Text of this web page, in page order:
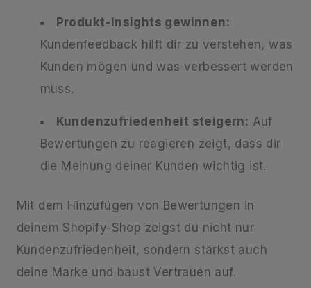
Produkt-Insights gewinnen:
Kundenfeedback hilft dir zu verstehen, was
Kunden mögen und was verbessert werden
muss.
Kundenzufriedenheit steigern: Auf
Bewertungen zu reagieren zeigt, dass dir
die Meinung deiner Kunden wichtig ist.
Mit dem Hinzufügen von Bewertungen in
deinem Shopify-Shop zeigst du nicht nur
Kundenzufriedenheit, sondern stärkst auch
deine Marke und baust Vertrauen auf.